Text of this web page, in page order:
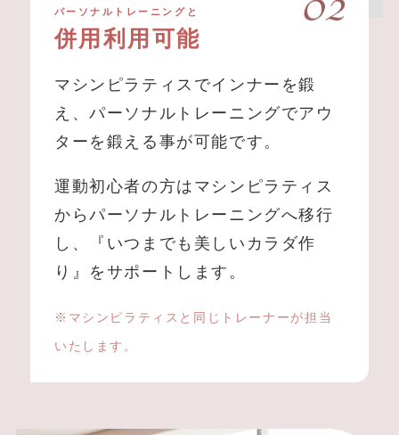
パーソナルトレーニングと
併用利用可能
マシンピラティスでインナーを鍛
え、パーソナルトレーニングでアウ
ターを鍛える事が可能です。
運動初心者の方はマシンピラティス
からパーソナルトレーニングへ移行
し、『いつまでも美しいカラダ作
り』をサポートします。
※マシンピラティスと同じトレーナーが担当
いたします。